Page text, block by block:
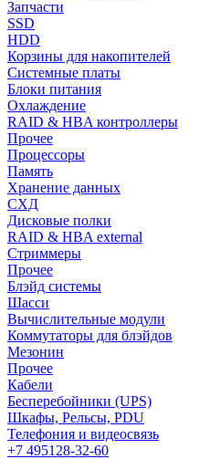
Запчасти
SSD
HDD
Корзины для накопителей
Системные платы
Блоки питания
Охлаждение
RAID & HBA контроллеры
Прочее
Процессоры
Память
Хранение данных
СХД
Дисковые полки
RAID & HBA external
Стриммеры
Прочее
Блэйд системы
Шасси
Вычислительные модули
Коммутаторы для блэйдов
Мезонин
Прочее
Кабели
Бесперебойники (UPS)
Шкафы, Рельсы, PDU
Телефония и видеосвязь
+7 495128-32-60